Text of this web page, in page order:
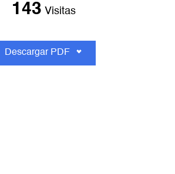
143 Visitas
Descargar PDF